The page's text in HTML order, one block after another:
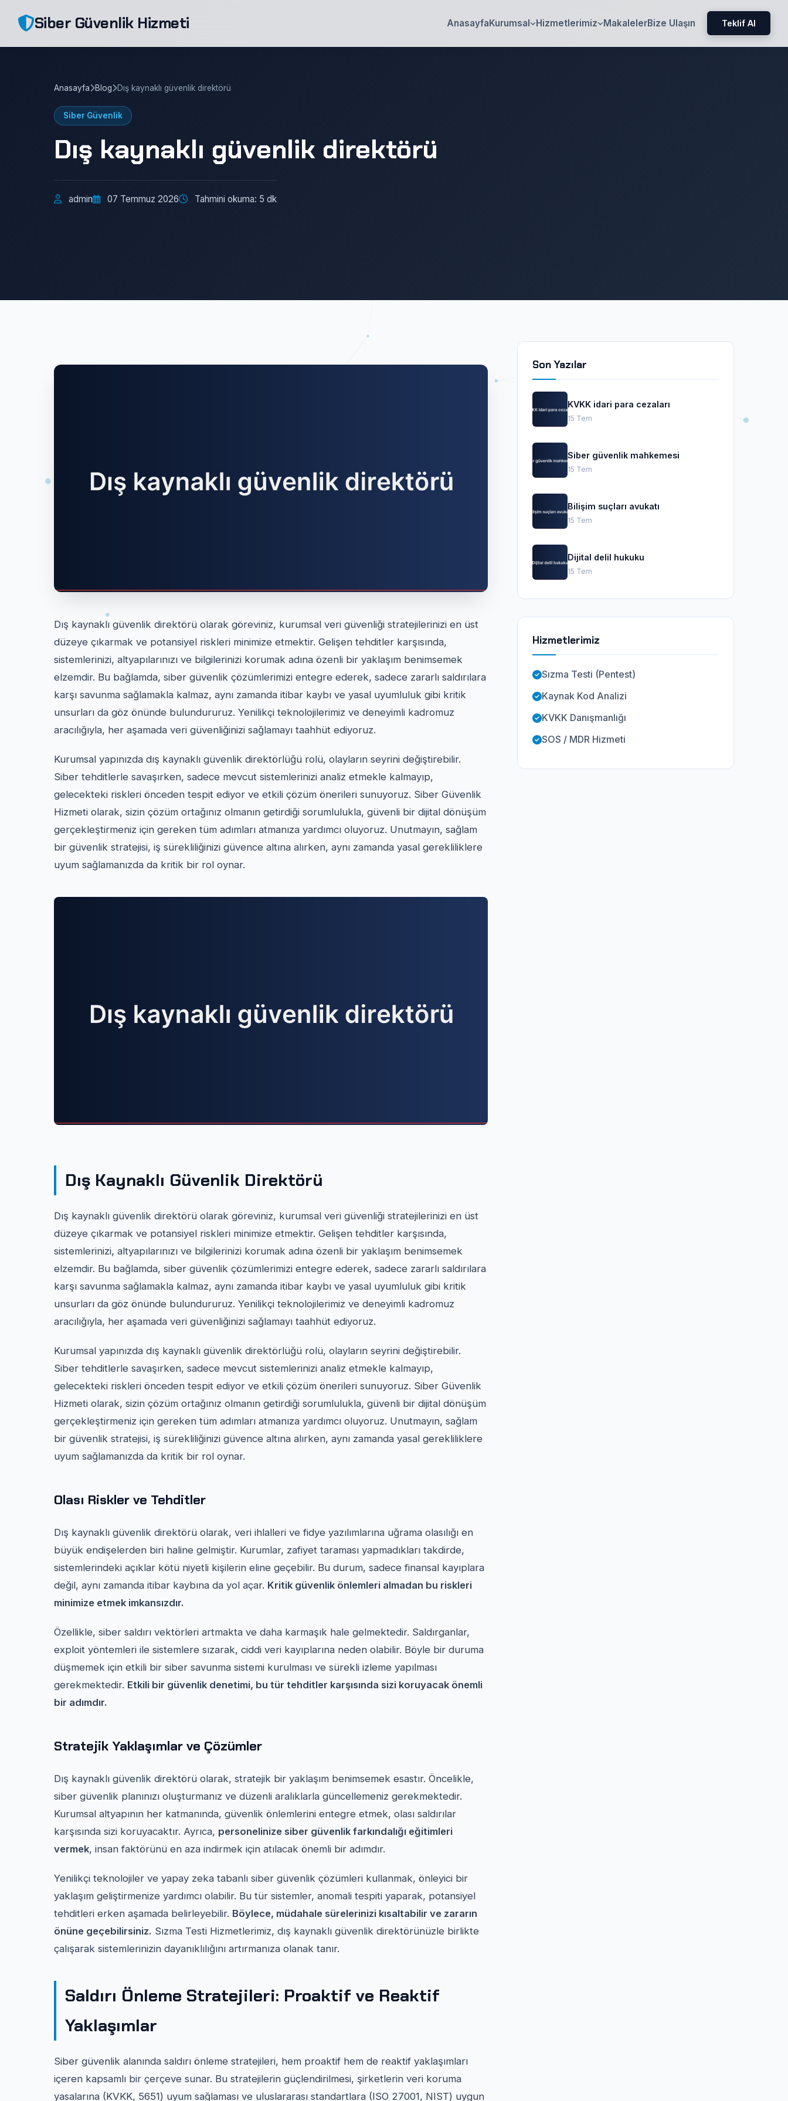
Siber Güvenlik Hizmeti AnasayfaKurumsal Hizmetlerimiz MakalelerBize Ulaşın Teklif Al
Anasayfa Blog Dış kaynaklı güvenlik direktörü
Siber Güvenlik
Dış kaynaklı güvenlik direktörü
admin 07 Temmuz 2026 Tahmini okuma: 5 dk
Dış kaynaklı güvenlik direktörü olarak göreviniz, kurumsal veri güvenliği stratejilerinizi en üst
düzeye çıkarmak ve potansiyel riskleri minimize etmektir. Gelişen tehditler karşısında,
sistemlerinizi, altyapılarınızı ve bilgilerinizi korumak adına özenli bir yaklaşım benimsemek
elzemdir. Bu bağlamda, siber güvenlik çözümlerimizi entegre ederek, sadece zararlı saldırılara
karşı savunma sağlamakla kalmaz, aynı zamanda itibar kaybı ve yasal uyumluluk gibi kritik
unsurları da göz önünde bulundururuz. Yenilikçi teknolojilerimiz ve deneyimli kadromuz
aracılığıyla, her aşamada veri güvenliğinizi sağlamayı taahhüt ediyoruz.
Kurumsal yapınızda dış kaynaklı güvenlik direktörlüğü rolü, olayların seyrini değiştirebilir.
Siber tehditlerle savaşırken, sadece mevcut sistemlerinizi analiz etmekle kalmayıp,
gelecekteki riskleri önceden tespit ediyor ve etkili çözüm önerileri sunuyoruz. Siber Güvenlik
Hizmeti olarak, sizin çözüm ortağınız olmanın getirdiği sorumlulukla, güvenli bir dijital dönüşüm
gerçekleştirmeniz için gereken tüm adımları atmanıza yardımcı oluyoruz. Unutmayın, sağlam
bir güvenlik stratejisi, iş sürekliliğinizi güvence altına alırken, aynı zamanda yasal gerekliliklere
uyum sağlamanızda da kritik bir rol oynar.
Dış Kaynaklı Güvenlik Direktörü
Dış kaynaklı güvenlik direktörü olarak göreviniz, kurumsal veri güvenliği stratejilerinizi en üst
düzeye çıkarmak ve potansiyel riskleri minimize etmektir. Gelişen tehditler karşısında,
sistemlerinizi, altyapılarınızı ve bilgilerinizi korumak adına özenli bir yaklaşım benimsemek
elzemdir. Bu bağlamda, siber güvenlik çözümlerimizi entegre ederek, sadece zararlı saldırılara
karşı savunma sağlamakla kalmaz, aynı zamanda itibar kaybı ve yasal uyumluluk gibi kritik
unsurları da göz önünde bulundururuz. Yenilikçi teknolojilerimiz ve deneyimli kadromuz
aracılığıyla, her aşamada veri güvenliğinizi sağlamayı taahhüt ediyoruz.
Kurumsal yapınızda dış kaynaklı güvenlik direktörlüğü rolü, olayların seyrini değiştirebilir.
Siber tehditlerle savaşırken, sadece mevcut sistemlerinizi analiz etmekle kalmayıp,
gelecekteki riskleri önceden tespit ediyor ve etkili çözüm önerileri sunuyoruz. Siber Güvenlik
Hizmeti olarak, sizin çözüm ortağınız olmanın getirdiği sorumlulukla, güvenli bir dijital dönüşüm
gerçekleştirmeniz için gereken tüm adımları atmanıza yardımcı oluyoruz. Unutmayın, sağlam
bir güvenlik stratejisi, iş sürekliliğinizi güvence altına alırken, aynı zamanda yasal gerekliliklere
uyum sağlamanızda da kritik bir rol oynar.
Olası Riskler ve Tehditler
Dış kaynaklı güvenlik direktörü olarak, veri ihlalleri ve fidye yazılımlarına uğrama olasılığı en
büyük endişelerden biri haline gelmiştir. Kurumlar, zafiyet taraması yapmadıkları takdirde,
sistemlerindeki açıklar kötü niyetli kişilerin eline geçebilir. Bu durum, sadece finansal kayıplara
değil, aynı zamanda itibar kaybına da yol açar. Kritik güvenlik önlemleri almadan bu riskleri
minimize etmek imkansızdır.
Özellikle, siber saldırı vektörleri artmakta ve daha karmaşık hale gelmektedir. Saldırganlar,
exploit yöntemleri ile sistemlere sızarak, ciddi veri kayıplarına neden olabilir. Böyle bir duruma
düşmemek için etkili bir siber savunma sistemi kurulması ve sürekli izleme yapılması
gerekmektedir. Etkili bir güvenlik denetimi, bu tür tehditler karşısında sizi koruyacak önemli
bir adımdır.
Stratejik Yaklaşımlar ve Çözümler
Dış kaynaklı güvenlik direktörü olarak, stratejik bir yaklaşım benimsemek esastır. Öncelikle,
siber güvenlik planınızı oluşturmanız ve düzenli aralıklarla güncellemeniz gerekmektedir.
Kurumsal altyapının her katmanında, güvenlik önlemlerini entegre etmek, olası saldırılar
karşısında sizi koruyacaktır. Ayrıca, personelinize siber güvenlik farkındalığı eğitimleri
vermek, insan faktörünü en aza indirmek için atılacak önemli bir adımdır.
Yenilikçi teknolojiler ve yapay zeka tabanlı siber güvenlik çözümleri kullanmak, önleyici bir
yaklaşım geliştirmenize yardımcı olabilir. Bu tür sistemler, anomali tespiti yaparak, potansiyel
tehditleri erken aşamada belirleyebilir. Böylece, müdahale sürelerinizi kısaltabilir ve zararın
önüne geçebilirsiniz. Sızma Testi Hizmetlerimiz, dış kaynaklı güvenlik direktörünüzle birlikte
çalışarak sistemlerinizin dayanıklılığını artırmanıza olanak tanır.
Saldırı Önleme Stratejileri: Proaktif ve Reaktif
Yaklaşımlar
Siber güvenlik alanında saldırı önleme stratejileri, hem proaktif hem de reaktif yaklaşımları
içeren kapsamlı bir çerçeve sunar. Bu stratejilerin güçlendirilmesi, şirketlerin veri koruma
yasalarına (KVKK, 5651) uyum sağlaması ve uluslararası standartlara (ISO 27001, NIST) uygun
Son Yazılar
KVKK idari para cezaları
15 Tem
Siber güvenlik mahkemesi
15 Tem
Bilişim suçları avukatı
15 Tem
Dijital delil hukuku
15 Tem
Hizmetlerimiz
Sızma Testi (Pentest)
Kaynak Kod Analizi
KVKK Danışmanlığı
SOS / MDR Hizmeti